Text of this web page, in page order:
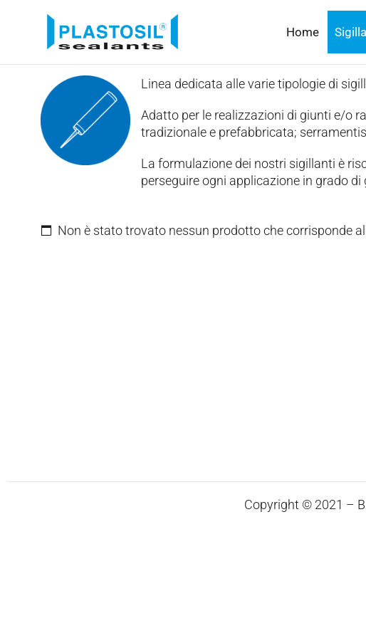
Home
Linea dedicata alle varie tipologie di
Adatto per le realizzazioni di giunti e/o
tradizionale e prefabbricata;
La formulazione dei nostri sigillanti è
perseguire ogni applicazione in grado
Non è stato trovato nessun prodotto che corrisponde
Copyright © 2021 –